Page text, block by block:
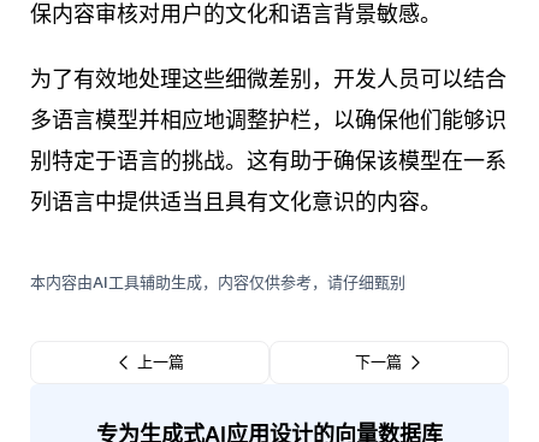
保内容审核对用户的文化和语言背景敏感。
为了有效地处理这些细微差别，开发人员可以结合
多语言模型并相应地调整护栏，以确保他们能够识
别特定于语言的挑战。这有助于确保该模型在一系
列语言中提供适当且具有文化意识的内容。
本内容由AI工具辅助生成，内容仅供参考，请仔细甄别
上一篇 下一篇
专为生成式AI应用设计的向量数据库